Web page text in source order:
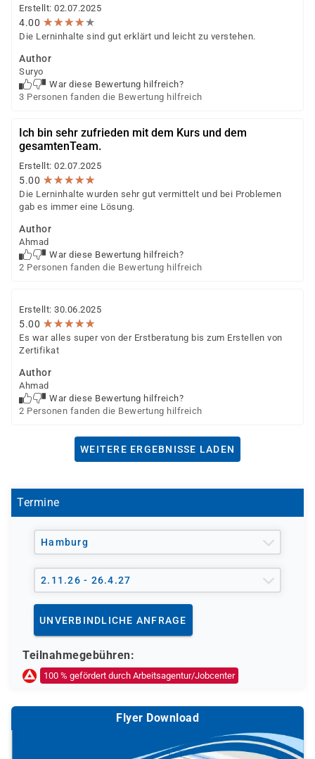
wächst und sich weiterentwickelt. Wenn Sie Ihre
beruflichen Ziele im Bereich der Pflege und Betreuung
verfolgen, sind Sie bei uns genau richtig.
Erstellt: 02.07.2025
4.00 ★★★★★
★★★★★
Die Lerninhalte sind gut erklärt und leicht zu verstehen.
Author
Suryo
War diese Bewertung hilfreich?
3 Personen fanden die Bewertung hilfreich
Ich bin sehr zufrieden mit dem Kurs und dem
gesamtenTeam.
Erstellt: 02.07.2025
5.00 ★★★★★
★★★★★
Die Lerninhalte wurden sehr gut vermittelt und bei Problemen
gab es immer eine Lösung.
Author
Ahmad
War diese Bewertung hilfreich?
2 Personen fanden die Bewertung hilfreich
Erstellt: 30.06.2025
5.00 ★★★★★
★★★★★
Es war alles super von der Erstberatung bis zum Erstellen von
Zertifikat
Author
Ahmad
War diese Bewertung hilfreich?
2 Personen fanden die Bewertung hilfreich
WEITERE ERGEBNISSE LADEN
Termine
Hamburg
2.11.26 - 26.4.27
UNVERBINDLICHE ANFRAGE
Teilnahmegebühren:
100 % gefördert durch Arbeitsagentur/Jobcenter
Flyer Download